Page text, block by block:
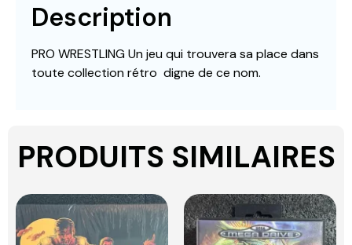
Description
PRO WRESTLING Un jeu qui trouvera sa place dans
toute collection rétro digne de ce nom.
PRODUITS SIMILAIRES